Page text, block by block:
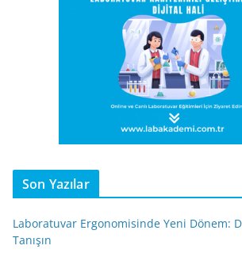
Son Yazılar
Laboratuvar Ergonomisinde Yeni Dönem:
Tanışın